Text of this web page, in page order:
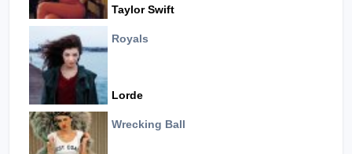
Taylor Swift
Royals
Lorde
Wrecking Ball